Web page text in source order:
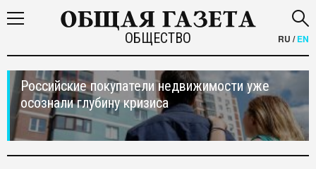
ОБЩЕСТВО RU /EN
Российские покупатели недвижимости уже
осознали глубину кризиса